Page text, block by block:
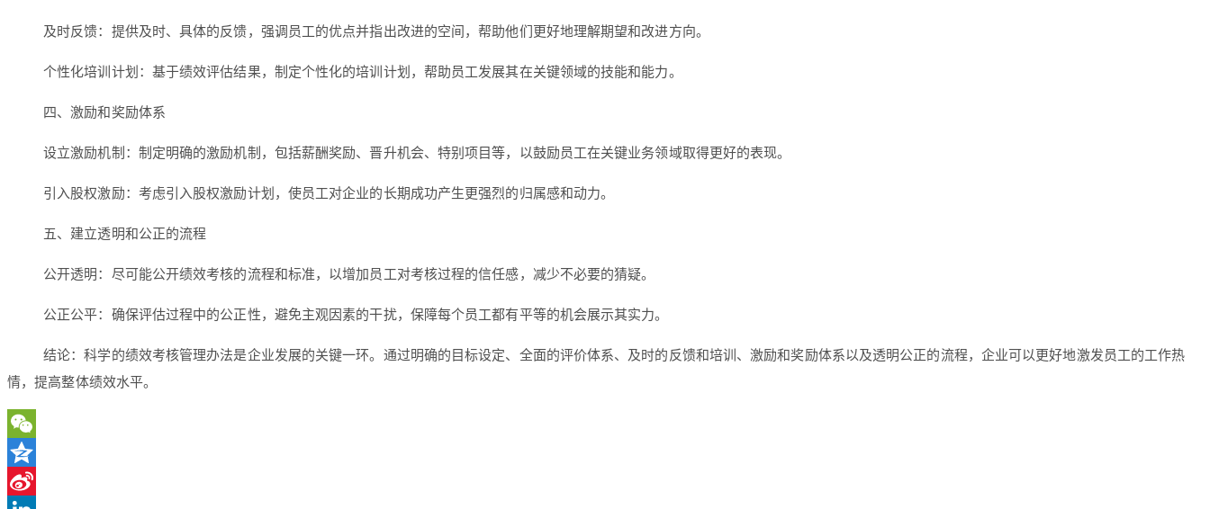
及时反馈：提供及时、具体的反馈，强调员工的优点并指出改进的空间，帮助他们更好地理解期望和改进方向。
个性化培训计划：基于绩效评估结果，制定个性化的培训计划，帮助员工发展其在关键领域的技能和能力。
四、激励和奖励体系
设立激励机制：制定明确的激励机制，包括薪酬奖励、晋升机会、特别项目等，以鼓励员工在关键业务领域取得更好的表现。
引入股权激励：考虑引入股权激励计划，使员工对企业的长期成功产生更强烈的归属感和动力。
五、建立透明和公正的流程
公开透明：尽可能公开绩效考核的流程和标准，以增加员工对考核过程的信任感，减少不必要的猜疑。
公正公平：确保评估过程中的公正性，避免主观因素的干扰，保障每个员工都有平等的机会展示其实力。
结论：科学的绩效考核管理办法是企业发展的关键一环。通过明确的目标设定、全面的评价体系、及时的反馈和培训、激励和奖励体系以及透明公正的流程，企业可以更好地激发员工的工作热
情，提高整体绩效水平。
WeChat
Qzone